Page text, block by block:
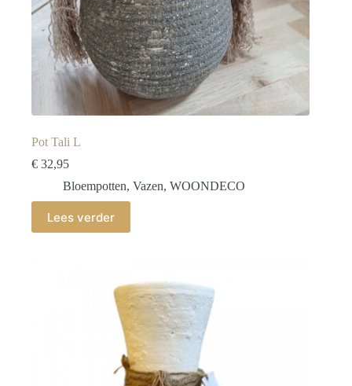
Pot Tali L
€ 32,95
Bloempotten, Vazen, WOONDECO
Lees verder